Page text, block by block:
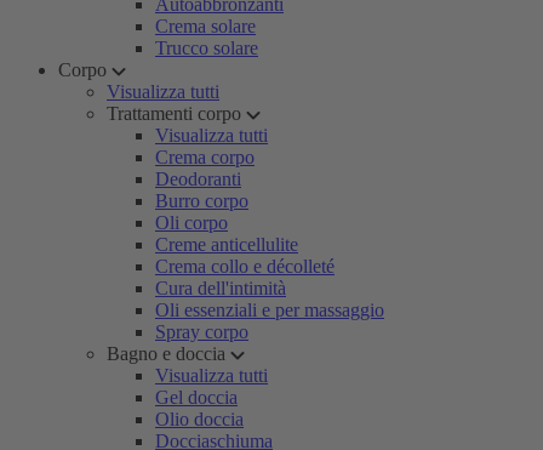
Autoabbronzanti
Crema solare
Trucco solare
Corpo
Visualizza tutti
Trattamenti corpo
Visualizza tutti
Crema corpo
Deodoranti
Burro corpo
Oli corpo
Creme anticellulite
Crema collo e décolleté
Cura dell'intimità
Oli essenziali e per massaggio
Spray corpo
Bagno e doccia
Visualizza tutti
Gel doccia
Olio doccia
Docciaschiuma